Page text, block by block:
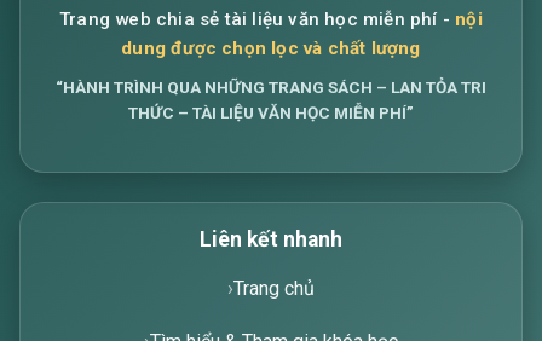
Trang web chia sẻ tài liệu văn học miễn phí -nội
dung được chọn lọc và chất lượng
THỨC – TÀI LIỆU VĂN HỌC MIỄN PHÍ”
Liên kết nhanh